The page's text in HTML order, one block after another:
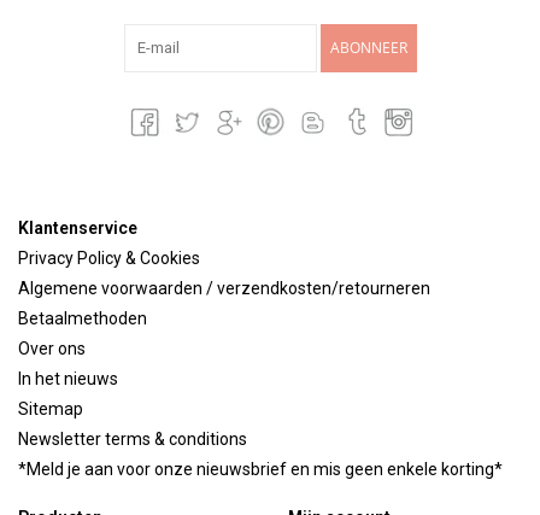
ABONNEER
Klantenservice
Privacy Policy & Cookies
Algemene voorwaarden / verzendkosten/retourneren
Betaalmethoden
Over ons
In het nieuws
Sitemap
Newsletter terms & conditions
*Meld je aan voor onze nieuwsbrief en mis geen enkele korting*